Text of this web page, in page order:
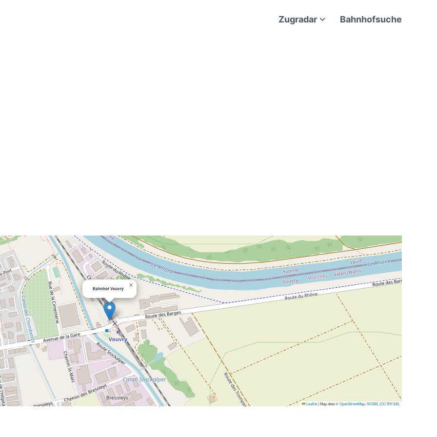
Zugradar Bahnhofsuche
Bahnhof Vouvry ×
Leaflet|Map data ©OpenStreetMap SOSM , (CC-BY-SA)